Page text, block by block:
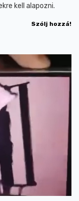
kell alapozni.
Szólj hozzá!